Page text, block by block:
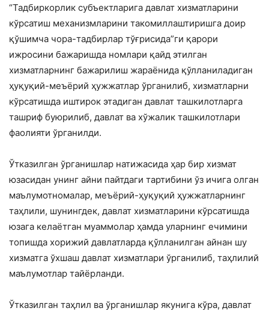
“Тадбиркорлик субъектларига давлат хизматларини
кўрсатиш механизмларини такомиллаштиришга доир
қўшимча чора-тадбирлар тўғрисида”ги қарори
ижросини бажаришда номлари қайд этилган
хизматларнинг бажарилиш жараёнида қўлланиладиган
ҳуқуқий-меъёрий ҳужжатлар ўрганилиб, хизматларни
кўрсатишда иштирок этадиган давлат ташкилотларга
ташриф буюрилиб, давлат ва хўжалик ташкилотлари
фаолияти ўрганилди.
Ўтказилган ўрганишлар натижасида ҳар бир хизмат
юзасидан унинг айни пайтдаги тартибини ўз ичига олган
маълумотномалар, меъёрий-ҳуқуқий ҳужжатларнинг
таҳлили, шунингдек, давлат хизматларини кўрсатишда
юзага келаётган муаммолар ҳамда уларнинг ечимини
топишда хорижий давлатларда қўлланилган айнан шу
хизматга ўхшаш давлат хизматлари ўрганилиб, таҳлилий
маълумотлар тайёрланди.
Ўтказилган таҳлил ва ўрганишлар якунига кўра, давлат